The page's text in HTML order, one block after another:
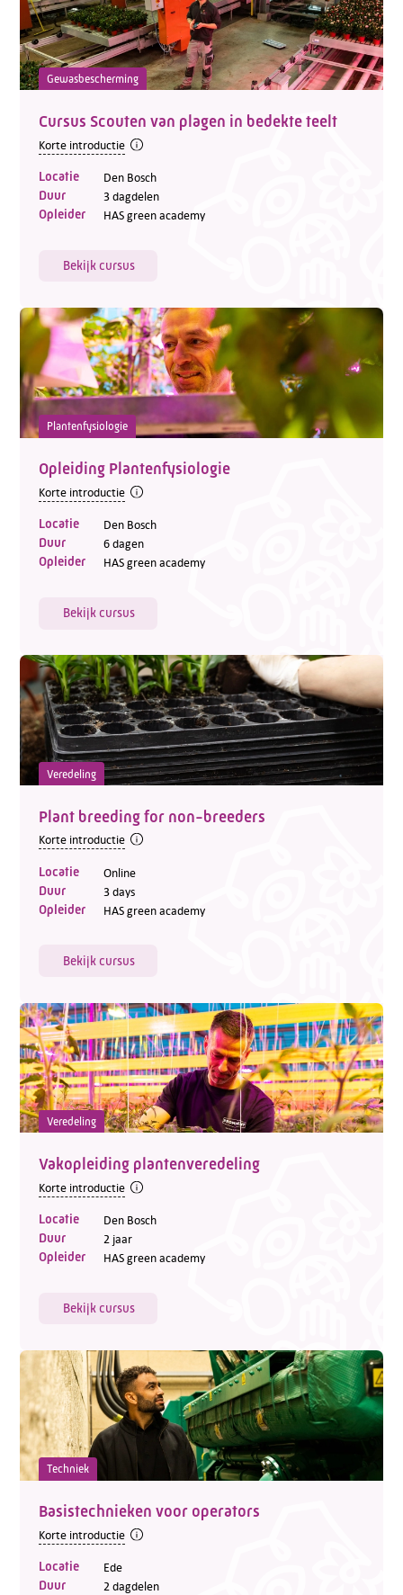
Telefoon:
E-mail:
Gewasbescherming
Cursus Scouten van plagen in bedekte teelt
Korte introductie
Locatie Den Bosch
Duur 3 dagdelen
Opleider HAS green academy
Bekijk cursus
Plantenfysiologie
Opleiding Plantenfysiologie
Korte introductie
Locatie Den Bosch
Duur 6 dagen
Opleider HAS green academy
Bekijk cursus
Veredeling
Plant breeding for non-breeders
Korte introductie
Locatie Online
Duur 3 days
Opleider HAS green academy
Bekijk cursus
Veredeling
Vakopleiding plantenveredeling
Korte introductie
Locatie Den Bosch
Duur 2 jaar
Opleider HAS green academy
Bekijk cursus
Techniek
Basistechnieken voor operators
Korte introductie
Locatie Ede
Duur 2 dagdelen